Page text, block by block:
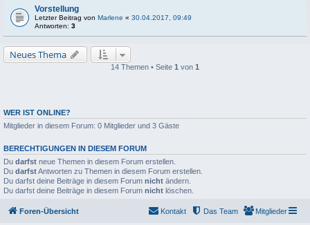
Vorstellung
Letzter Beitrag von Marlene « 30.04.2017, 09:49
Antworten: 3
Neues Thema
14 Themen • Seite 1 von 1
WER IST ONLINE?
Mitglieder in diesem Forum: 0 Mitglieder und 3 Gäste
BERECHTIGUNGEN IN DIESEM FORUM
Du darfst neue Themen in diesem Forum erstellen.
Du darfstAntworten zu Themen in diesem Forum erstellen.
Du darfst deine Beiträge in diesem Forum nicht ändern.
Du darfst deine Beiträge in diesem Forum nicht löschen.
Foren-Übersicht Mitglieder
Das Team
Kontakt